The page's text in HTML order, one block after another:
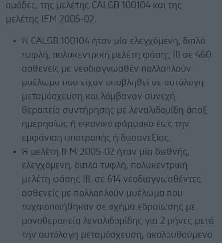
ομάδες, της μελέτης CALGB 100104 και της
μελέτης IFM 2005-02.
Η CALGB 100104 ήταν μία ελεγχόμενη, διπλά
τυφλή, πολυκεντρική μελέτη φάσης III σε 460
ασθενείς με νεοδιαγνωσθέν πολλαπλούν
μυέλωμα που είχαν υποβληθεί σε αυτόλογη
μεταμόσχευση και λάμβαναν συνεχή
θεραπεία συντήρησης με λεναλιδομίδη άπαξ
ημερησίως ή εικονικό φάρμακο έως την
εμφάνιση υποτροπής ή δυσανεξίας.
Η μελέτη IFM 2005-02 ήταν μία διεθνής,
ελεγχόμενη, διπλά τυφλή, πολυκεντρική
μελέτη φάσης III, σε 614 νεοδιαγνωσθέντες
ασθενείς με πολλαπλούν μυέλωμα που
τυχαιοποιήθηκαν σε σχήμα εδραίωσης με
μονοθεραπεία λεναλιδομίδης για 2 μήνες μετά
την αυτόλογη μεταμόσχευση, ακολουθούμενο